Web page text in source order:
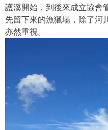
護溪開始，到後來成立協會
先留下來的漁獵場，除了河
亦然重視。